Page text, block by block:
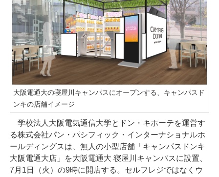
大阪電通大の寝屋川キャンパスにオープンする、キャンパスド
ンキの店舗イメージ
学校法人大阪電気通信大学とドン・キホーテを運営す
る株式会社パン・パシフィック・インターナショナルホ
ールディングスは、無人の小型店舗「キャンパスドンキ
大阪電通大店」を大阪電通大 寝屋川キャンパスに設置、
7月1日（火）の9時に開店する。セルフレジではなくウ